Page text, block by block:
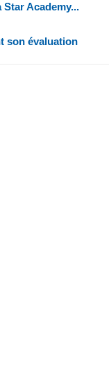
Academy...
son évaluation